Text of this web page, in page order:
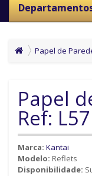
Papel de
Papel
Ref:
Marca: Kantai
Modelo: Reflets
Disponibilidade: